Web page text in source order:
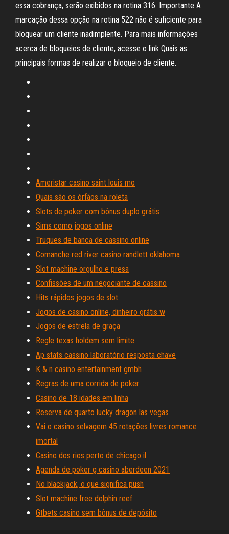
essa cobrança, serão exibidos na rotina 316. Importante A
marcação dessa opção na rotina 522 não é suficiente para
bloquear um cliente inadimplente. Para mais informações
acerca de bloqueios de cliente, acesse o link Quais as
principais formas de realizar o bloqueio de cliente.
Ameristar casino saint louis mo
Quais são os órfãos na roleta
Slots de poker com bônus duplo grátis
Sims como jogos online
Truques de banca de cassino online
Comanche red river casino randlett oklahoma
Slot machine orgulho e presa
Confissões de um negociante de cassino
Hits rápidos jogos de slot
Jogos de casino online, dinheiro grátis w
Jogos de estrela de graça
Regle texas holdem sem limite
Ap stats cassino laboratório resposta chave
K & n casino entertainment gmbh
Regras de uma corrida de poker
Casino de 18 idades em linha
Reserva de quarto lucky dragon las vegas
Vai o casino selvagem 45 rotações livres romance
imortal
Casino dos rios perto de chicago il
Agenda de poker g casino aberdeen 2021
No blackjack, o que significa push
Slot machine free dolphin reef
Gtbets casino sem bônus de depósito